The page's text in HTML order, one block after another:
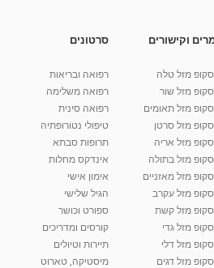
10:17
ללא קמח
01:37
וטאי צ'י
רוחני - נומרולוגית
וקישורים
מזל טלה
מזל שור
מזל תאומים
מזל סרטן
מזל אריה
מזל בתולה
מזל מאזניים
מזל עקרב
מזל קשת
מזל גדי
מזל דלי
מזל דגים
סרטונים
רפואה ובריאות
רפואה משלימה
רפואה סינית
טיפולי נטורופתיה
תרופות סבתא
אינדקס מחלות
אימון אישי
הגיל שלישי
ספורט וכושר
קורסים ומדריכים
תיירות וטיולים
מיסטיקה, טארוט